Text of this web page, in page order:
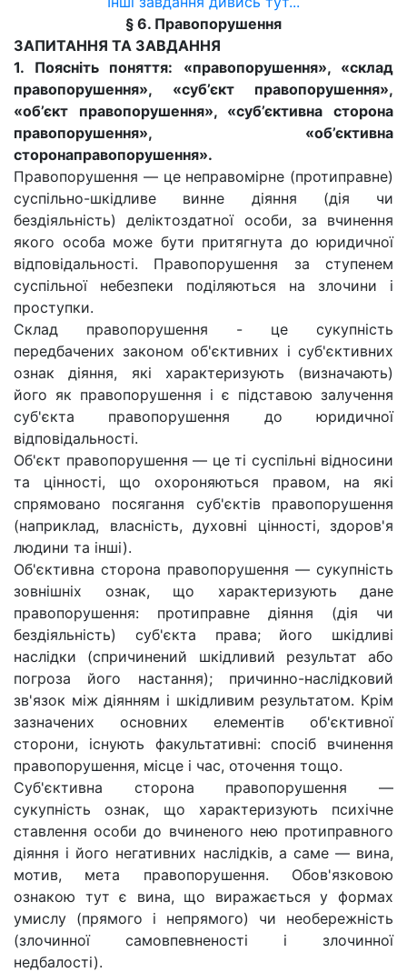
§ 6. Правопорушення
ЗАПИТАННЯ ТА ЗАВДАННЯ
1. Поясніть поняття: «правопорушення», «склад
правопорушення», «суб’єкт правопорушення»,
«об’єкт правопорушення», «суб’єктивна сторона
правопорушення», «об’єктивна
сторонаправопорушення».
Правопорушення — це неправомірне (протиправне)
суспільно-шкідливе винне діяння (дія чи
бездіяльність) деліктоздатної особи, за вчинення
якого особа може бути притягнута до юридичної
відповідальності. Правопорушення за ступенем
суспільної небезпеки поділяються на злочини і
проступки.
Склад правопорушення - це сукупність
передбачених законом об'єктивних і суб'єктивних
ознак діяння, які характеризують (визначають)
його як правопорушення і є підставою залучення
суб'єкта правопорушення до юридичної
відповідальності.
Об'єкт правопорушення — це ті суспільні відносини
та цінності, що охороняються правом, на які
спрямовано посягання суб'єктів правопорушення
(наприклад, власність, духовні цінності, здоров'я
людини та інші).
Об'єктивна сторона правопорушення — сукупність
зовнішніх ознак, що характеризують дане
правопорушення: протиправне діяння (дія чи
бездіяльність) суб'єкта права; його шкідливі
наслідки (спричинений шкідливий результат або
погроза його настання); причинно-наслідковий
зв'язок між діянням і шкідливим результатом. Крім
зазначених основних елементів об'єктивної
сторони, існують факультативні: спосіб вчинення
правопорушення, місце і час, оточення тощо.
Суб'єктивна сторона правопорушення —
сукупність ознак, що характеризують психічне
ставлення особи до вчиненого нею протиправного
діяння і його негативних наслідків, а саме — вина,
мотив, мета правопорушення. Обов'язковою
ознакою тут є вина, що виражається у формах
умислу (прямого і непрямого) чи необережність
(злочинної самовпевненості і злочинної
недбалості).